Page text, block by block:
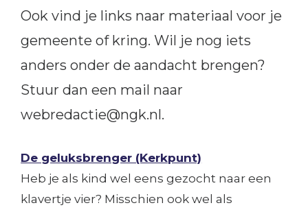
Ook vind je links naar materiaal voor je
gemeente of kring. Wil je nog iets
anders onder de aandacht brengen?
Stuur dan een mail naar
webredactie@ngk.nl.
De geluksbrenger (Kerkpunt)
Heb je als kind wel eens gezocht naar een
klavertje vier? Misschien ook wel als